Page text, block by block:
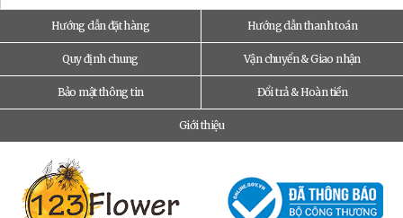
Hướng dẫn đặt hàng Hướng dẫn thanh toán
Quy định chung Vận chuyển & Giao nhận
Bảo mật thông tin Đổi trả & Hoàn tiền
Giới thiệu